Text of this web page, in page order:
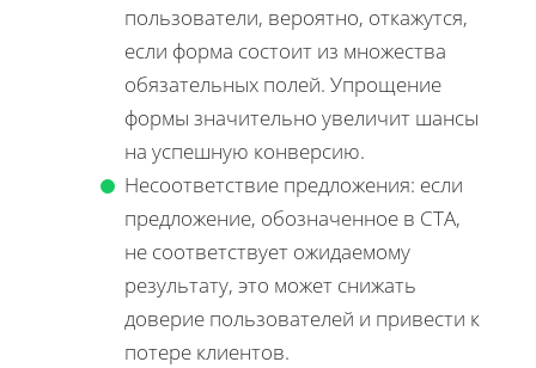
пользователи, вероятно, откажутся,
если форма состоит из множества
обязательных полей. Упрощение
формы значительно увеличит шансы
на успешную конверсию.
Несоответствие предложения: если
предложение, обозначенное в CTA,
не соответствует ожидаемому
результату, это может снижать
доверие пользователей и привести к
потере клиентов.